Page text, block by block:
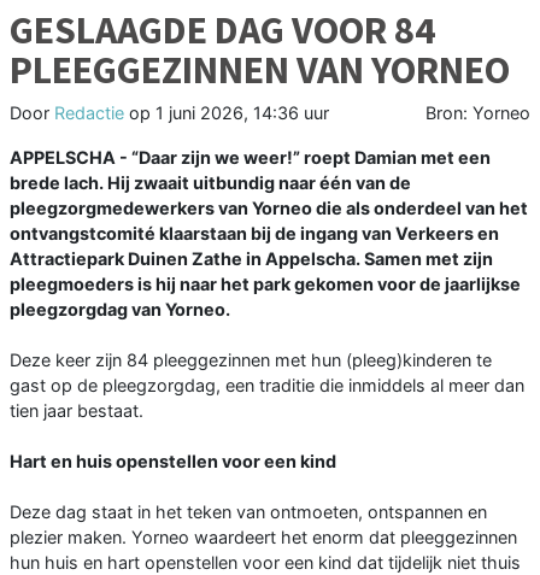
GESLAAGDE DAG VOOR 84
PLEEGGEZINNEN VAN YORNEO
Door Redactie op 1 juni 2026, 14:36 uur Bron: Yorneo
APPELSCHA - “Daar zijn we weer!” roept Damian met een
brede lach. Hij zwaait uitbundig naar één van de
pleegzorgmedewerkers van Yorneo die als onderdeel van het
ontvangstcomité klaarstaan bij de ingang van Verkeers en
Attractiepark Duinen Zathe in Appelscha. Samen met zijn
pleegmoeders is hij naar het park gekomen voor de jaarlijkse
pleegzorgdag van Yorneo.
Deze keer zijn 84 pleeggezinnen met hun (pleeg)kinderen te
gast op de pleegzorgdag, een traditie die inmiddels al meer dan
tien jaar bestaat.
Hart en huis openstellen voor een kind
Deze dag staat in het teken van ontmoeten, ontspannen en
plezier maken. Yorneo waardeert het enorm dat pleeggezinnen
hun huis en hart openstellen voor een kind dat tijdelijk niet thuis